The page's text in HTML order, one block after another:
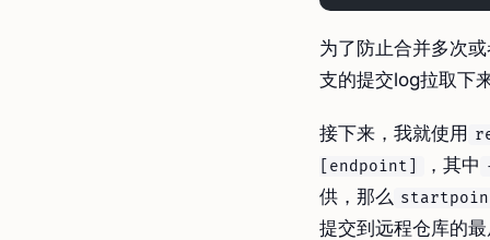
为了防止合并多次
支的提交log拉取下
接下来，我就使用
[endpoint]
，其中
供，那么
提交到远程仓库的